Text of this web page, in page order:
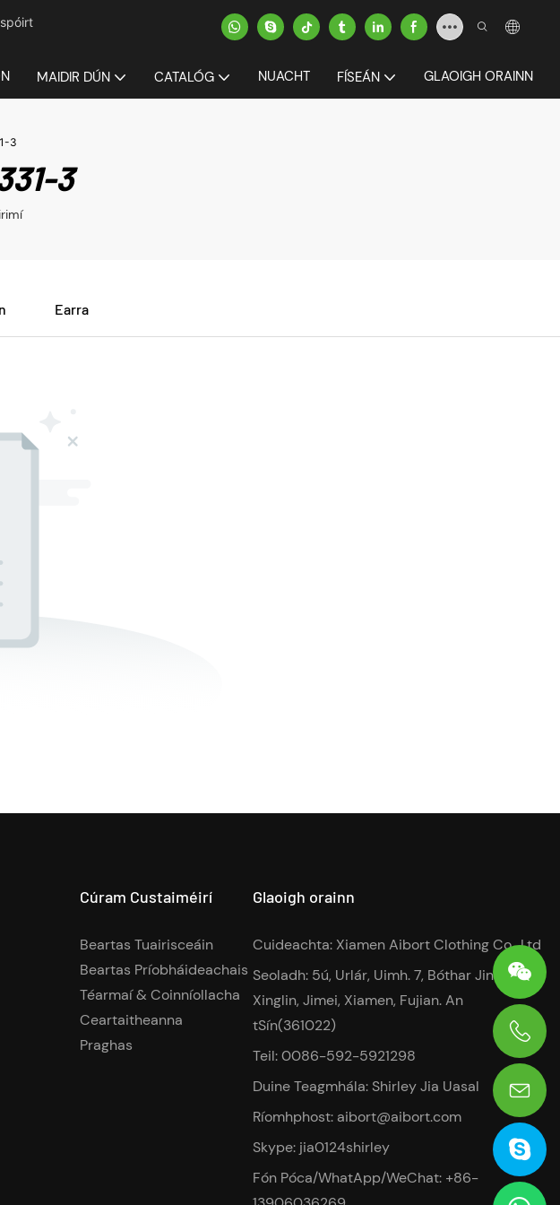
MAIDIR DÚN CATALÓG NUACHT FÍSEÁN GLAOIGH ORAINN
3
3
Earra
Cúram Custaiméirí
Beartas Tuairisceáin
Beartas Príobháideachais
Téarmaí & Coinníollacha
Ceartaitheanna
Praghas
Glaoigh orainn
Cuideachta: Xiamen Aibort Clothing Co., Ltd
Seoladh: 5ú, Urlár, Uimh. 7, Bóthar Jinying,
Xinglin, Jimei, Xiamen, Fujian. An
tSín(361022)
Teil: 0086-592-5921298
Duine Teagmhála: Shirley Jia Uasal
Ríomhphost: aibort@aibort.com
Skype: jia0124shirley
Fón Póca/WhatApp/WeChat: +86-